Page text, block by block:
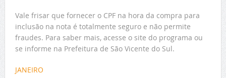
Vale frisar que fornecer o CPF na hora da compra para
inclusão na nota é totalmente seguro e não permite
fraudes. Para saber mais, acesse o site do programa ou
se informe na Prefeitura de São Vicente do Sul.
JANEIRO